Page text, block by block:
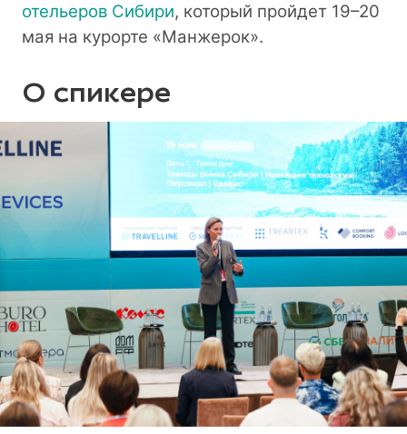
отельеров Сибири, который пройдет 19–20
мая на курорте «Манжерок».
О спикере